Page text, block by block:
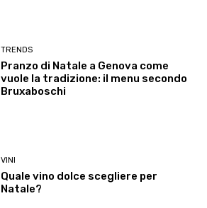
TRENDS
Pranzo di Natale a Genova come
vuole la tradizione: il menu secondo
Bruxaboschi
VINI
Quale vino dolce scegliere per
Natale?